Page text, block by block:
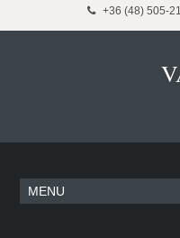
+36 (48) 505-